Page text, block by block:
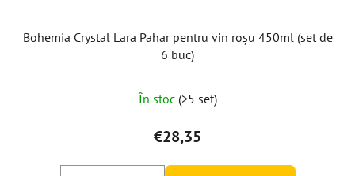
Bohemia Crystal Lara Pahar pentru vin roșu 450ml (set de
6 buc)
În stoc (>5 set)
€28,35